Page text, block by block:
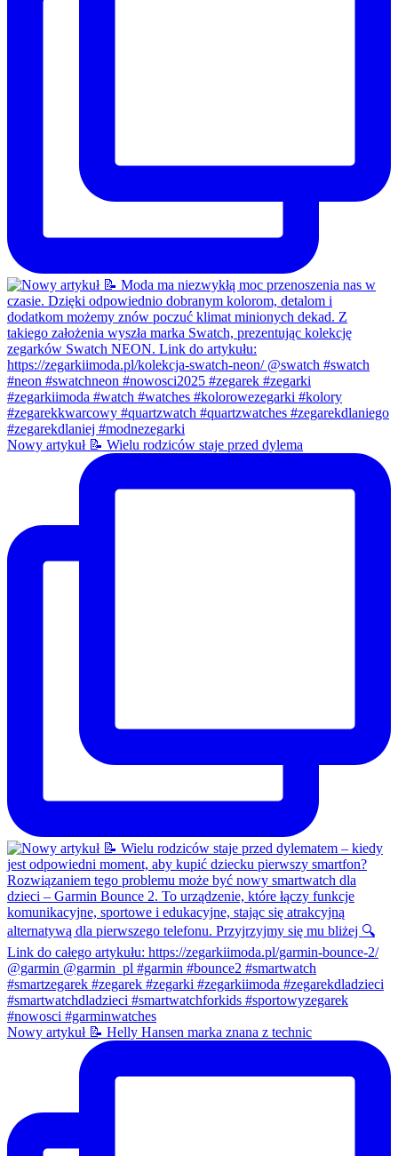
Nowy artykuł 📝 Wielu rodziców staje przed dylema
Nowy artykuł 📝 Helly Hansen marka znana z technic